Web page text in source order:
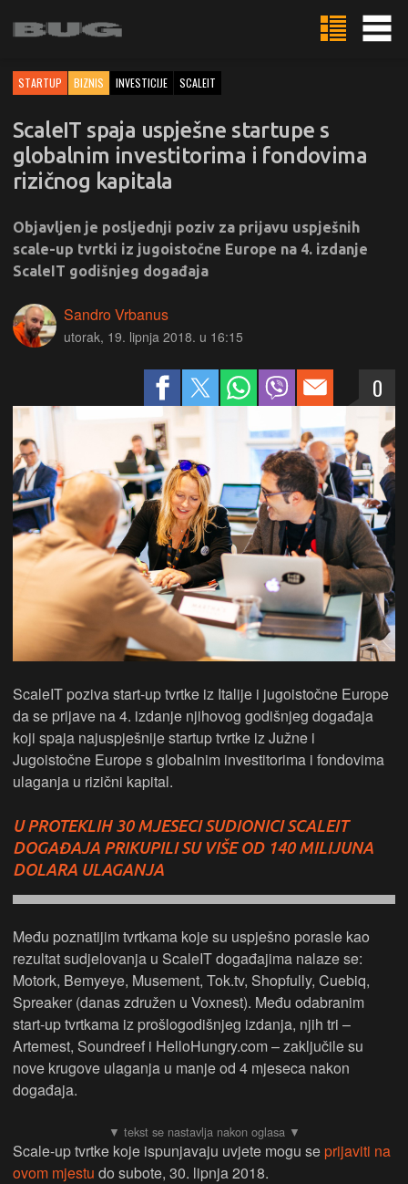
STARTUP BIZNIS INVESTICIJE SCALEIT
ScaleIT spaja uspješne startupe s
globalnim investitorima i fondovima
rizičnog kapitala
Objavljen je posljednji poziv za prijavu uspješnih
scale-up tvrtki iz jugoistočne Europe na 4. izdanje
ScaleIT godišnjeg događaja
Sandro Vrbanus
utorak, 19. lipnja 2018. u 16:15
0
ScaleIT poziva start-up tvrtke iz Italije i jugoistočne Europe
da se prijave na 4. izdanje njihovog godišnjeg događaja
koji spaja najuspješnije startup tvrtke iz Južne i
Jugoistočne Europe s globalnim investitorima i fondovima
ulaganja u rizični kapital.
U PROTEKLIH 30 MJESECI SUDIONICI SCALEIT
DOGAĐAJA PRIKUPILI SU VIŠE OD 140 MILIJUNA
DOLARA ULAGANJA
Među poznatijim tvrtkama koje su uspješno porasle kao
rezultat sudjelovanja u ScaleIT događajima nalaze se:
Motork, Bemyeye, Musement, Tok.tv, Shopfully, Cuebiq,
Spreaker (danas združen u Voxnest). Među odabranim
start-up tvrtkama iz prošlogodišnjeg izdanja, njih tri –
Artemest, Soundreef i HelloHungry.com – zaključile su
nove krugove ulaganja u manje od 4 mjeseca nakon
događaja.
Scale-up tvrtke koje ispunjavaju uvjete mogu seprijaviti na
ovom mjestu do subote, 30. lipnja 2018.